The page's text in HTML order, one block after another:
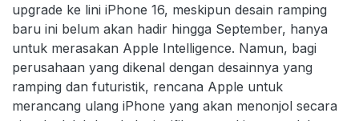
upgrade ke lini iPhone 16, meskipun desain ramping
baru ini belum akan hadir hingga September, hanya
untuk merasakan Apple Intelligence. Namun, bagi
perusahaan yang dikenal dengan desainnya yang
ramping dan futuristik, rencana Apple untuk
merancang ulang iPhone yang akan menonjol secara